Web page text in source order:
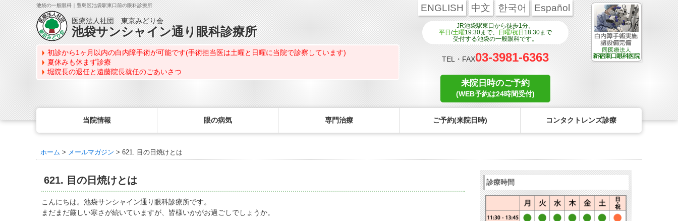
池袋の一般眼科｜豊島区池袋駅東口前の眼科診療所
医療法人社団 東京みどり会
池袋サンシャイン通り眼科診療所
初診から1ヶ月以内の白内障手術が可能です(手術担当医は土曜と日曜に当院で診察しています)
夏休みも休まず診療
堀院長の退任と遠藤院長就任のごあいさつ
ENGLISH 中文 한국어 Español
JR池袋駅東口から徒歩1分。
平日 /土曜19:30まで、 日曜/祝日 18:30まで
受付する池袋の一般眼科です。
TEL・FAX03-3981-6363
来院日時のご予約
(WEB予約は24時間受付)
当院情報
最新情報
医師のご紹介
当院勤務医師のご紹介
検査費用の目安
よくある質問
眼の病気
眼の病気を調べる
症状から探す
目の構造から探す
ドライアイ
点眼液・眼軟膏について
専門治療
眼科専門治療・特設ページ
角膜疾患専門治療ページ
ドライアイ専門治療ページ
網膜・硝子体専門治療ページ
コンタクトレンズ診療
ご予約(来院日時)
WEB予約(来院日時の設定)
コンタクトレンズ診療を予約
緑内障専門治療を予約
角膜専門治療を予約
コンタクトレンズ診療
コンタクトレンズ診療
処方箋を推奨する理由
定期検査について
コンタクトレンズの種類
コンタクトレンズのトラブル
コンタクトレンズの眼疾患
ホーム > メールマガジン > 621. 目の日焼けとは
621. 目の日焼けとは
こんにちは。池袋サンシャイン通り眼科診療所です。
まだまだ厳しい寒さが続いていますが、皆様いかがお過ごしでしょうか。
診療時間